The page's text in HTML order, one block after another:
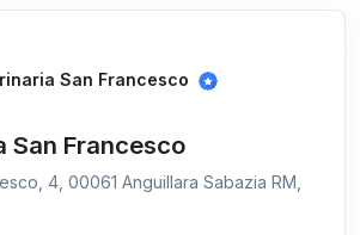
San Francesco
San Francesco
4, 00061 Anguillara Sabazia RM,